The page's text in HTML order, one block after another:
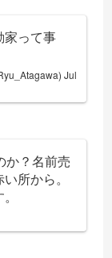
家って事
Jul
か？名前売
所から。